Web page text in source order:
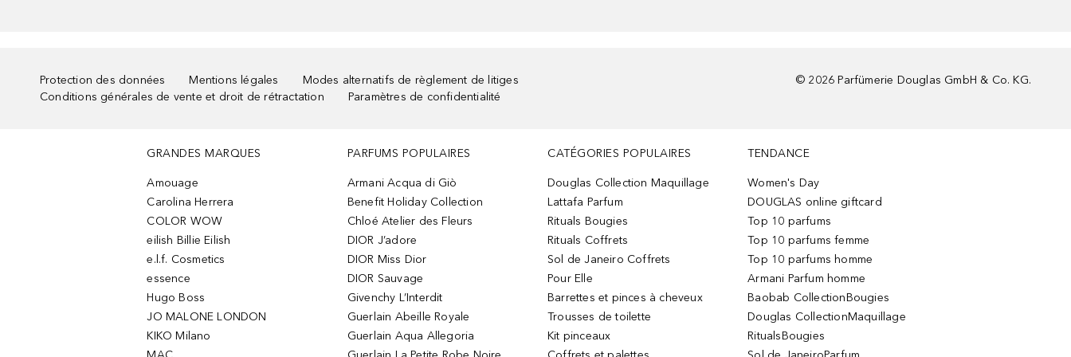
Protection des données Mentions légales
Modes alternatifs de règlement de litiges
Conditions générales de vente et droit de rétractation
Paramètres de confidentialité
© 2026 Parfümerie Douglas GmbH & Co. KG.
GRANDES MARQUES
Amouage
Carolina Herrera
COLOR WOW
eilish Billie Eilish
e.l.f. Cosmetics
essence
Hugo Boss
JO MALONE LONDON
KIKO Milano
PARFUMS POPULAIRES
Armani Acqua di Giò
Benefit Holiday Collection
Chloé Atelier des Fleurs
DIOR J’adore
DIOR Miss Dior
DIOR Sauvage
Givenchy L’Interdit
Guerlain Abeille Royale
Guerlain Aqua Allegoria
CATÉGORIES POPULAIRES
Douglas Collection Maquillage
Lattafa Parfum
Rituals Bougies
Rituals Coffrets
Sol de Janeiro Coffrets
Pour Elle
Barrettes et pinces à cheveux
Trousses de toilette
Kit pinceaux
TENDANCE
Women's Day
DOUGLAS online giftcard
Top 10 parfums
Top 10 parfums femme
Top 10 parfums homme
Armani Parfum homme
Baobab CollectionBougies
Douglas CollectionMaquillage
RitualsBougies